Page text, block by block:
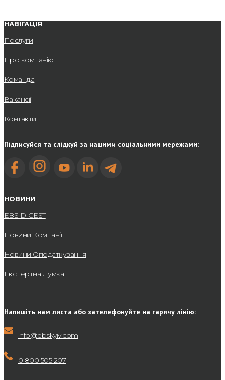
НАВІГАЦІЯ
Послуги
Про компанію
Команда
Вакансії
Контакти
Підписуйся та слідкуй за нашими соціальними мережами:
НОВИНИ
EBS DIGEST
Новини Компанії
Новини Оподаткування
Експертна Думка
Напишіть нам листа або зателефонуйте на гарячу лінію:
info@ebskyiv.com
0 800 505 207